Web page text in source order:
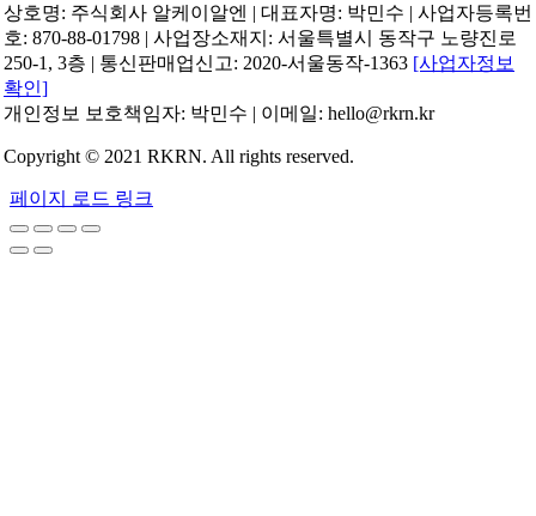
상호명: 주식회사 알케이알엔 | 대표자명: 박민수 | 사업자등록번
호: 870-88-01798 | 사업장소재지: 서울특별시 동작구 노량진로
250-1, 3층 | 통신판매업신고: 2020-서울동작-1363 [사업자정보
확인]
개인정보 보호책임자: 박민수 | 이메일: hello@rkrn.kr
Copyright © 2021 RKRN. All rights reserved.
페이지 로드 링크